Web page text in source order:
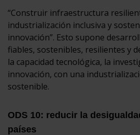
“Construir infraestructura
industrialización inclusiva y
innovación”. Esto supone
fiables, sostenibles, resilientes y
la capacidad tecnológica, la
innovación, con una
sostenible.
ODS 10: reducir la
países